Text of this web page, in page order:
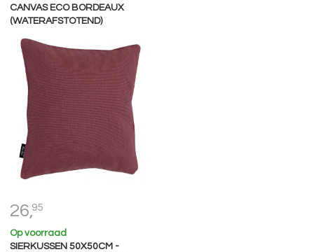
CANVAS ECO BORDEAUX
(WATERAFSTOTEND)
26,95
Op voorraad
SIERKUSSEN 50X50CM -